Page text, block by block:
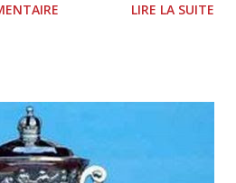
marque à la 38e pour les
à mener au score à la dernière
grâce à un but de Mourad
direct le CRA de son coté a
LIRE LA SUITE